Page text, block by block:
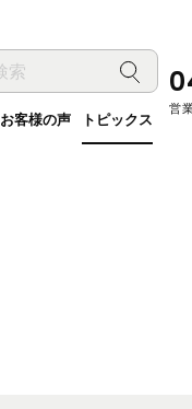
お客様の声 トピックス
営